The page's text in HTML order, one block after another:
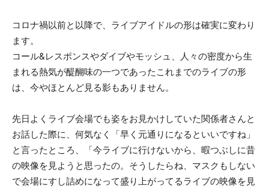
コロナ禍以前と以降で、ライブアイドルの形は確実に変わり
ます。
コール&レスポンスやダイブやモッシュ、人々の密度から生
まれる熱気が醍醐味の一つであったこれまでのライブの形
は、今やほとんど見る影もありません。
先日よくライブ会場でも姿をお見かけしていた関係者さんと
お話した際に、何気なく「早く元通りになるといいですね」
と言ったところ、「今ライブに行けないから、暇つぶしに昔
の映像を見ようと思ったの。そうしたらね、マスクもしない
で会場にすし詰めになって盛り上がってるライブの映像を見